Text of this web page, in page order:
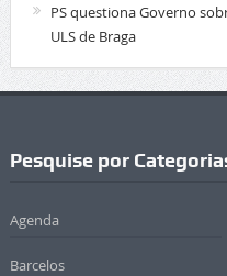
PS questiona Governo
ULS de Braga
Pesquise por
Agenda
Barcelos